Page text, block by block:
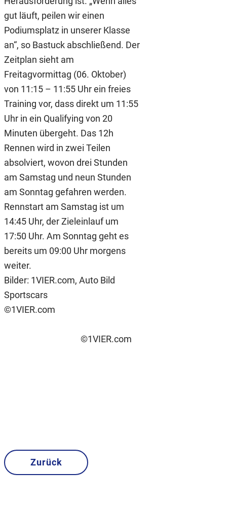
gut läuft, peilen wir einen
Podiumsplatz in unserer Klasse
an“, so Bastuck abschließend. Der
Zeitplan sieht am
Freitagvormittag (06. Oktober)
von 11:15 – 11:55 Uhr ein freies
Training vor, dass direkt um 11:55
Uhr in ein Qualifying von 20
Minuten übergeht. Das 12h
Rennen wird in zwei Teilen
absolviert, wovon drei Stunden
am Samstag und neun Stunden
am Sonntag gefahren werden.
Rennstart am Samstag ist um
14:45 Uhr, der Zieleinlauf um
17:50 Uhr. Am Sonntag geht es
bereits um 09:00 Uhr morgens
weiter.
Bilder: 1VIER.com, Auto Bild
Sportscars
©1VIER.com
©1VIER.com
Zurück